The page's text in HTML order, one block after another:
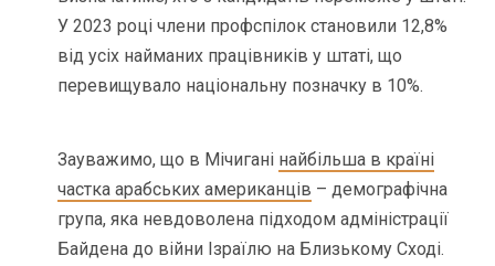
У 2023 році члени профспілок становили 12,8%
від усіх найманих працівників у штаті, що
перевищувало національну позначку в 10%.
Зауважимо, що в Мічигані найбільша в країні
частка арабських американців – демографічна
група, яка невдоволена підходом адміністрації
Байдена до війни Ізраїлю на Близькому Сході.